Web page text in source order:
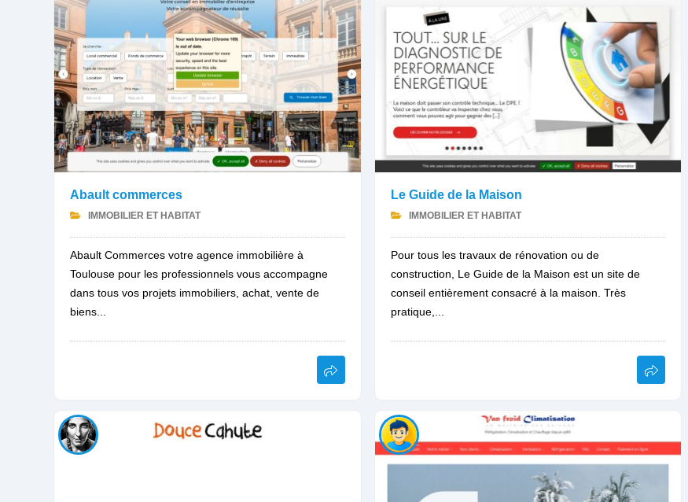
Abault commerces
IMMOBILIER ET HABITAT
Abault Commerces votre agence immobilière à
Toulouse pour les professionnels vous accompagne
dans tous vos projets immobiliers, achat, vente de
biens...
Le Guide de la Maison
IMMOBILIER ET HABITAT
Pour tous les travaux de rénovation ou de
construction, Le Guide de la Maison est un site de
conseil entièrement consacré à la maison. Très
pratique,...